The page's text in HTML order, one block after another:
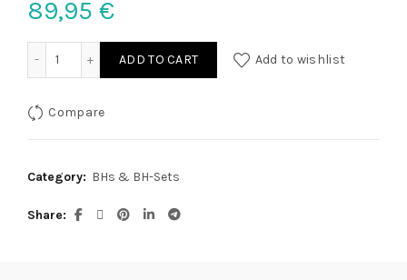
89,95 €
Hebe Bondage 75B/S quantity
ADD TO CART Add to wishlist
Compare
Category: BHs & BH-Sets
Share